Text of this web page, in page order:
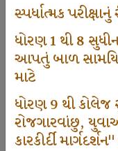
સ્પર્ધાત્મક
ધોરણ 1 થી 8
આપતું બાળ
માટે
ધોરણ 9 થી કોલેજ
રોજગારવાંછુ,
કારકીર્દી